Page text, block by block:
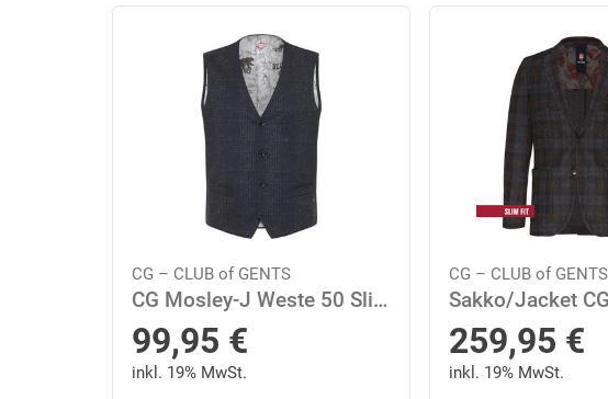
CG – CLUB of GENTS
CG Mosley-J Weste 50 Slim Fit - Dunkelblau
99,95 €
inkl. 19% MwSt.
CG – CLUB of GENTS
259,95 €
inkl. 19% MwSt.